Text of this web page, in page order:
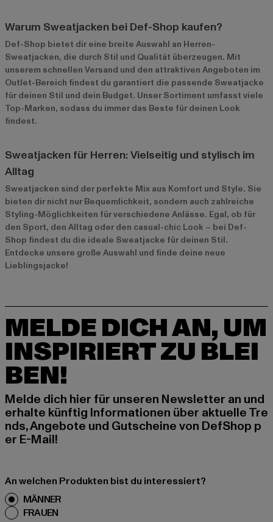
Warum Sweatjacken bei Def-Shop kaufen?
Def-Shop bietet dir eine breite Auswahl an Herren-
Sweatjacken, die durch Stil und Qualität überzeugen. Mit
unserem schnellen Versand und den attraktiven Angeboten im
Outlet-Bereich findest du garantiert die passende Sweatjacke
für deinen Stil und dein Budget. Unser Sortiment umfasst viele
Top-Marken, sodass du immer das Beste für deinen Look
findest.
Sweatjacken für Herren: Vielseitig und stylisch im
Alltag
Sweatjacken sind der perfekte Mix aus Komfort und Style. Sie
bieten dir nicht nur Bequemlichkeit, sondern auch zahlreiche
Styling-Möglichkeiten für verschiedene Anlässe. Egal, ob für
den Sport, den Alltag oder den casual-chic Look – bei Def-
Shop findest du die ideale Sweatjacke für deinen Stil.
Entdecke unsere große Auswahl und finde deine neue
Lieblingsjacke!
MELDE DICH AN, UM
INSPIRIERT ZU BLEI
BEN!
Melde dich hier für unseren Newsletter an und
erhalte künftig Informationen über aktuelle Tre
nds, Angebote und Gutscheine von DefShop p
er E-Mail!
An welchen Produkten bist du interessiert?
MÄNNER
FRAUEN